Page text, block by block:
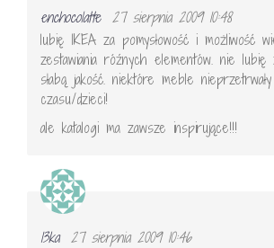
enchocolatte 27 sierpnia 2009 10:48
lubię IKEA za pomysłowość i możliwość
zestawiania róźnych elementów. nie
słabą jakość. niektóre meble
czasu/dzieci!
ale katalogi ma zawsze inspirujące!!!
13ka 27 sierpnia 2009 10:46